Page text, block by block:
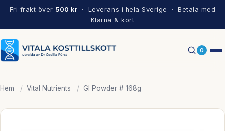
Fri frakt över 500 kr · Leverans i hela Sverige · Betala med
Klarna & kort
0
Hem / Vital Nutrients / GI Powder # 168g